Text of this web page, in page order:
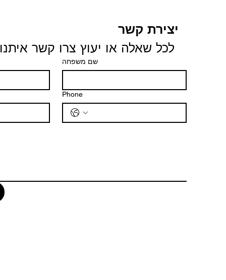
יצירת קשר
לכל שאלה או יעוץ צרו קשר איתנו
שם משפחה
Phone